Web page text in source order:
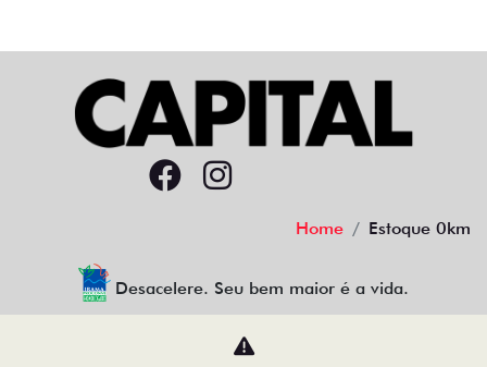
Home Estoque 0km
Desacelere. Seu bem maior é a vida.